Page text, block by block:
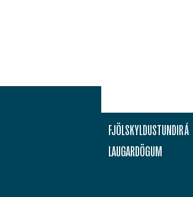
FJÖLSKYLDUSTUNDIR Á
LAUGARDÖGUM